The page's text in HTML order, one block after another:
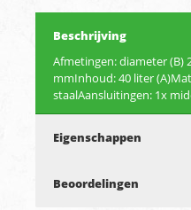
Beschrijving
Afmetingen: diameter (B)
mmInhoud: 40 liter
staalAansluitingen: 1x
Eigenschappen
Beoordelingen